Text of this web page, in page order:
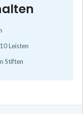
Leisten
Stiften